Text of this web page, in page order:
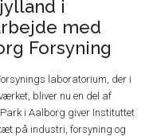
i
med
Forsyning
laboratorium, der i
bliver nu en del af
i Aalborg giver Instituttet
på industri, forsyning og